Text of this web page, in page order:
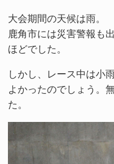
大会期間の天候は雨。
鹿角市には災害警報も
ほどでした。
しかし、レース中は小
よかったのでしょう。
た。